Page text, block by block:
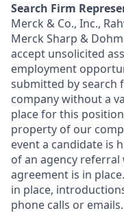
Search Firm
Merck & Co., Inc.,
Merck Sharp &
accept unsolicited
employment
submitted by search
company without a
place for this
property of our
event a candidate is
of an agency
agreement is in
in place,
phone calls or emails.